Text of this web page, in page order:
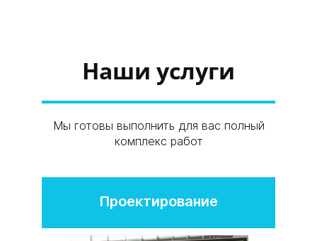
Наши услуги
Мы готовы выполнить для вас полный
комплекс работ
Проектирование